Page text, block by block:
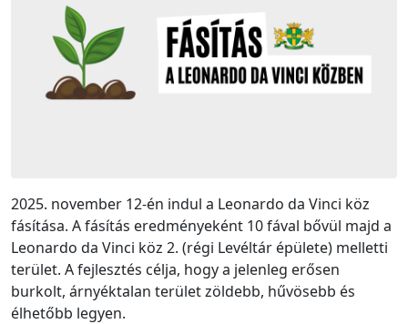
2025. november 12-én indul a Leonardo da Vinci köz
fásítása. A fásítás eredményeként 10 fával bővül majd a
Leonardo da Vinci köz 2. (régi Levéltár épülete) melletti
terület. A fejlesztés célja, hogy a jelenleg erősen
burkolt, árnyéktalan terület zöldebb, hűvösebb és
élhetőbb legyen.